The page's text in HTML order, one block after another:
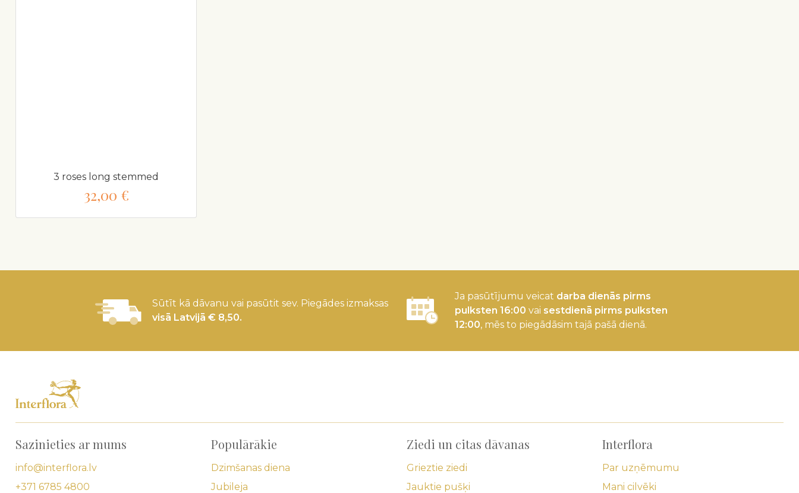
3 roses long stemmed
32,00 €
Sūtīt kā dāvanu vai pasūtit sev. Piegādes izmaksas
visā Latvijā € 8,50.
Ja pasūtījumu veicat darba dienās pirms
pulksten 16:00 vai sestdienā pirms pulksten
12:00, mēs to piegādāsim tajā pašā dienā.
Sazinieties ar mums
info@interflora.lv
+371 6785 4800
Populārākie
Dzimšanas diena
Jubileja
Ziedi un citas dāvanas
Grieztie ziedi
Jauktie pušķi
Interflora
Par uzņēmumu
Mani cilvēki